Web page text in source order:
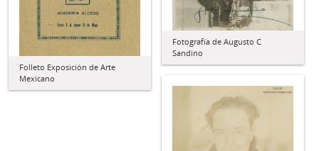
Folleto Exposición de Arte
Mexicano
Fotografía de Augusto C
Sandino